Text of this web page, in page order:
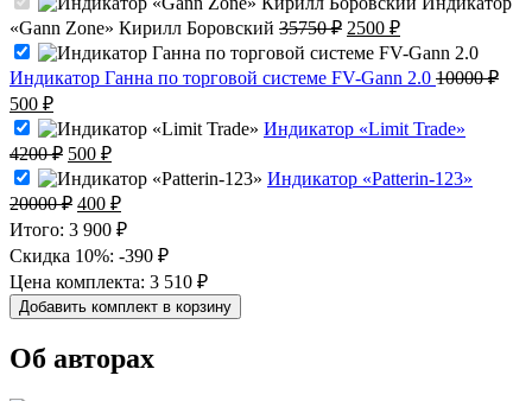
«Gann Zone» Кирилл Боровский 35750₽ Первоначальная
цена
составляла
35750 ₽.
2500 ₽Текущая
цена:
2500 ₽.
Индикатор Ганна по торговой системе FV-Gann 2.0 10000₽
Первоначальная
цена
составляла
10000 ₽.
500 ₽Текущая
цена:
500 ₽.
Индикатор «Limit Trade»
4200₽ Первоначальная
цена
составляла
4200 ₽.
500 ₽Текущая
500 ₽.
Индикатор «Patterin-123»
20000₽ Первоначальная
цена
составляла
20000 ₽.
400 ₽Текущая
цена:
400 ₽.
Итого: 3 900 ₽
Скидка 10%: -390 ₽
Цена комплекта: 3 510 ₽
Добавить комплект в корзину
Об авторах